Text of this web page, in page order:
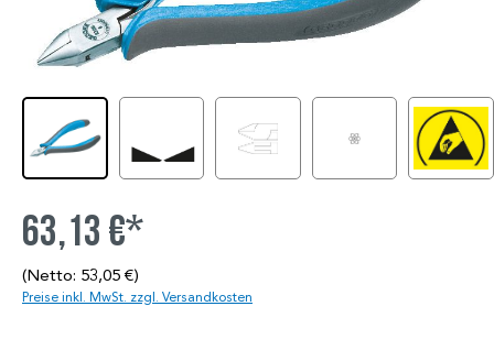
63,13 €*
(Netto: 53,05 €)
Preise inkl. MwSt. zzgl. Versandkosten